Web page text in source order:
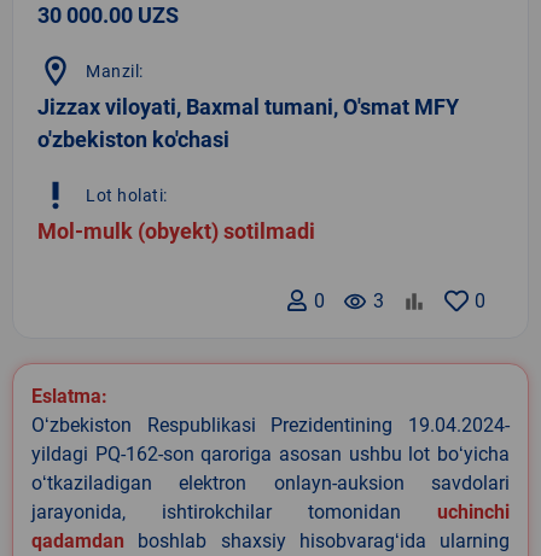
30 000.00 UZS
location_on Manzil:
Jizzax viloyati, Baxmal tumani, O'smat MFY
o'zbekiston ko'chasi
priority_high Lot holati:
Mol-mulk (obyekt) sotilmadi
0
remove_red_eye 3
0
Eslatma:
Oʻzbekiston Respublikasi Prezidentining 19.04.2024-
yildagi PQ-162-son qaroriga asosan ushbu lot boʻyicha
oʻtkaziladigan elektron onlayn-auksion savdolari
jarayonida, ishtirokchilar tomonidan uchinchi
qadamdan boshlab shaxsiy hisobvaragʻida ularning